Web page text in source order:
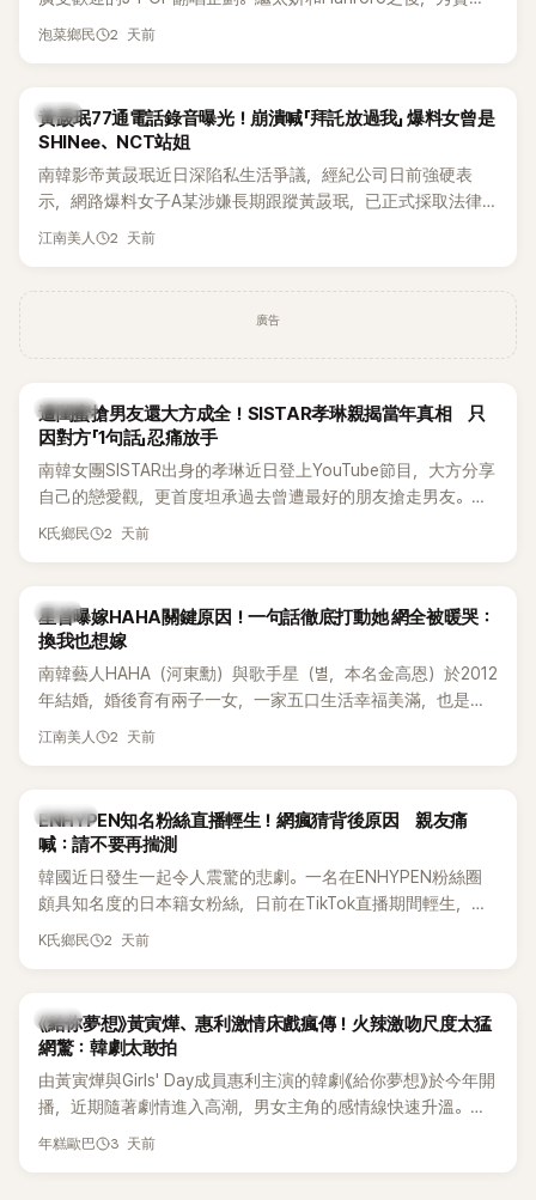
獲選為第三首翻唱歌曲的主唱，並於近期完成錄音。
泡菜鄉民 2 天前
韓星
黃晸珉77通電話錄音曝光！崩潰喊「拜託放過我」 爆料女曾是
SHINee、NCT站姐
南韓影帝黃晸珉近日深陷私生活爭議，經紀公司日前強硬表
示，網路爆料女子A某涉嫌長期跟蹤黃晸珉，已正式採取法律
行動。不過，A並未停止發聲，持續透過社群平台公開爆料，反
像團體的「站姐」，事件持續延燒。
江南美人 2 天前
廣告
K-POP
遭閨蜜搶男友還大方成全！SISTAR孝琳親揭當年真相 只
因對方「1句話」忍痛放手
南韓女團SISTAR出身的孝琳近日登上YouTube節目，大方分享
自己的戀愛觀，更首度坦承過去曾遭最好的朋友搶走男友。她
表示，當時選擇瀟灑放手，但如果同樣的事情現在再發生，「我
K氏鄉民 2 天前
韓星
星首曝嫁HAHA關鍵原因！一句話徹底打動她 網全被暖哭：
換我也想嫁
南韓藝人HAHA（河東勳）與歌手星（별，本名金高恩）於2012
年結婚，婚後育有兩子一女，一家五口生活幸福美滿，也是韓
國演藝圈公認的模範夫妻。近日，星首度公開當年決定嫁給
江南美人 2 天前
K-POP
ENHYPEN知名粉絲直播輕生！網瘋猜背後原因 親友痛
喊：請不要再揣測
韓國近日發生一起令人震驚的悲劇。一名在ENHYPEN粉絲圈
頗具知名度的日本籍女粉絲，日前在TikTok直播期間輕生，最
終不幸身亡，消息曝光後震驚韓網，也讓不少粉絲湧入社群平
K氏鄉民 2 天前
韓劇
《給你夢想》黃寅燁、惠利激情床戲瘋傳！火辣激吻尺度太猛
網驚：韓劇太敢拍
由黃寅燁與Girls' Day成員惠利主演的韓劇《給你夢想》於今年開
播，近期隨著劇情進入高潮，男女主角的感情線快速升溫。最
新播出的第8集不僅上演火辣吻戲，更接連出現床戲橋段，讓
年糕歐巴 3 天前